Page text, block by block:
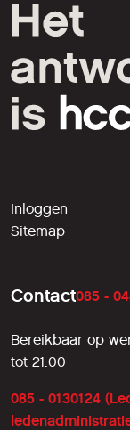
Inloggen
Sitemap
Contact085 -
Bereikbaar op
tot 21:00
085 - 0130124